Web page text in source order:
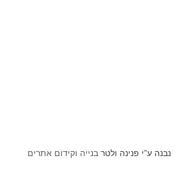
נבנה ע”י פנינה ולטר בנייה וקידום אתרים